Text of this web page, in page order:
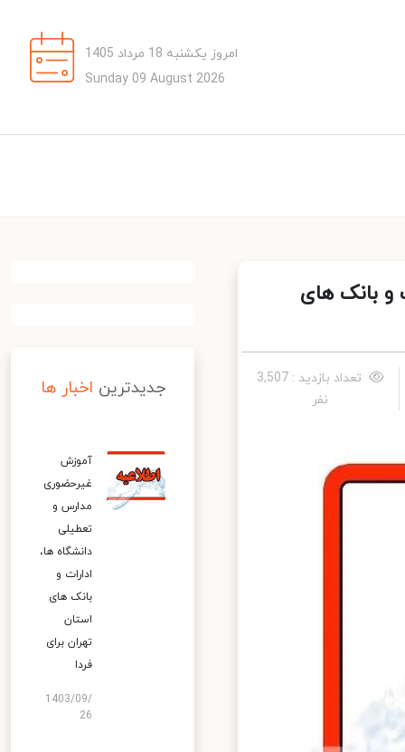
امروز یکشنبه 18 مرداد 1405
Sunday 09 August 2026
بانک‌ های
تعداد بازدید : 3,507
نفر
جدیدترین اخبار ها
آموزش
غیرحضوری
مدارس و
تعطیلی
دانشگاه‌ ها،
ادارات و
بانک‌ های
استان
تهران برای
فردا
1403/09/
26